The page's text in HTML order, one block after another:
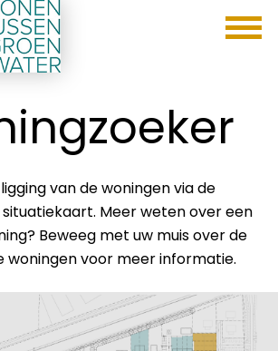
van de woningen via de
Meer weten over een
Beweeg met uw muis over de
woningen voor meer informatie.